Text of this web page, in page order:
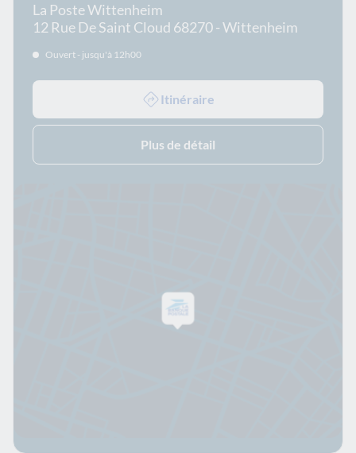
La Poste Wittenheim
12 Rue De Saint Cloud 68270 - Wittenheim
Ouvert - jusqu'à 12h00
Itinéraire
Plus de détail